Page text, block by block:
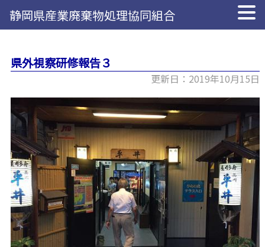
県外視察研修報告３
更新日：2019年10月15日
静岡県産業廃棄物処理協同組合